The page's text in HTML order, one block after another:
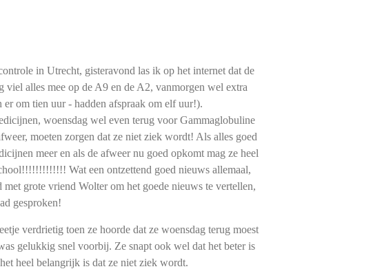
in Utrecht, gisteravond las ik op het internet dat de
viel alles mee op de A9 en de A2, vanmorgen wel extra
om tien uur - hadden afspraak om elf uur!).
woensdag wel even terug voor Gammaglobuline
moeten zorgen dat ze niet ziek wordt! Als alles goed
meer en als de afweer nu goed opkomt mag ze heel
Wat een ontzettend goed nieuws allemaal,
grote vriend Wolter om het goede nieuws te vertellen,
gesproken!
verdrietig toen ze hoorde dat ze woensdag terug moest
gelukkig snel voorbij. Ze snapt ook wel dat het beter is
heel belangrijk is dat ze niet ziek wordt.